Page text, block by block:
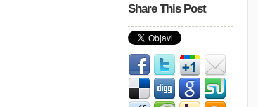
Share This Post